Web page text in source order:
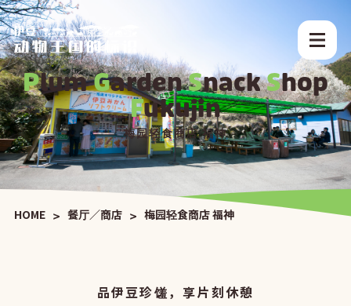
PlumGardenSnackShop
Fukujin
梅园轻食商店 福神
HOME 餐厅／商店 梅园轻食商店 福神
品伊豆珍馐，享片刻休憩